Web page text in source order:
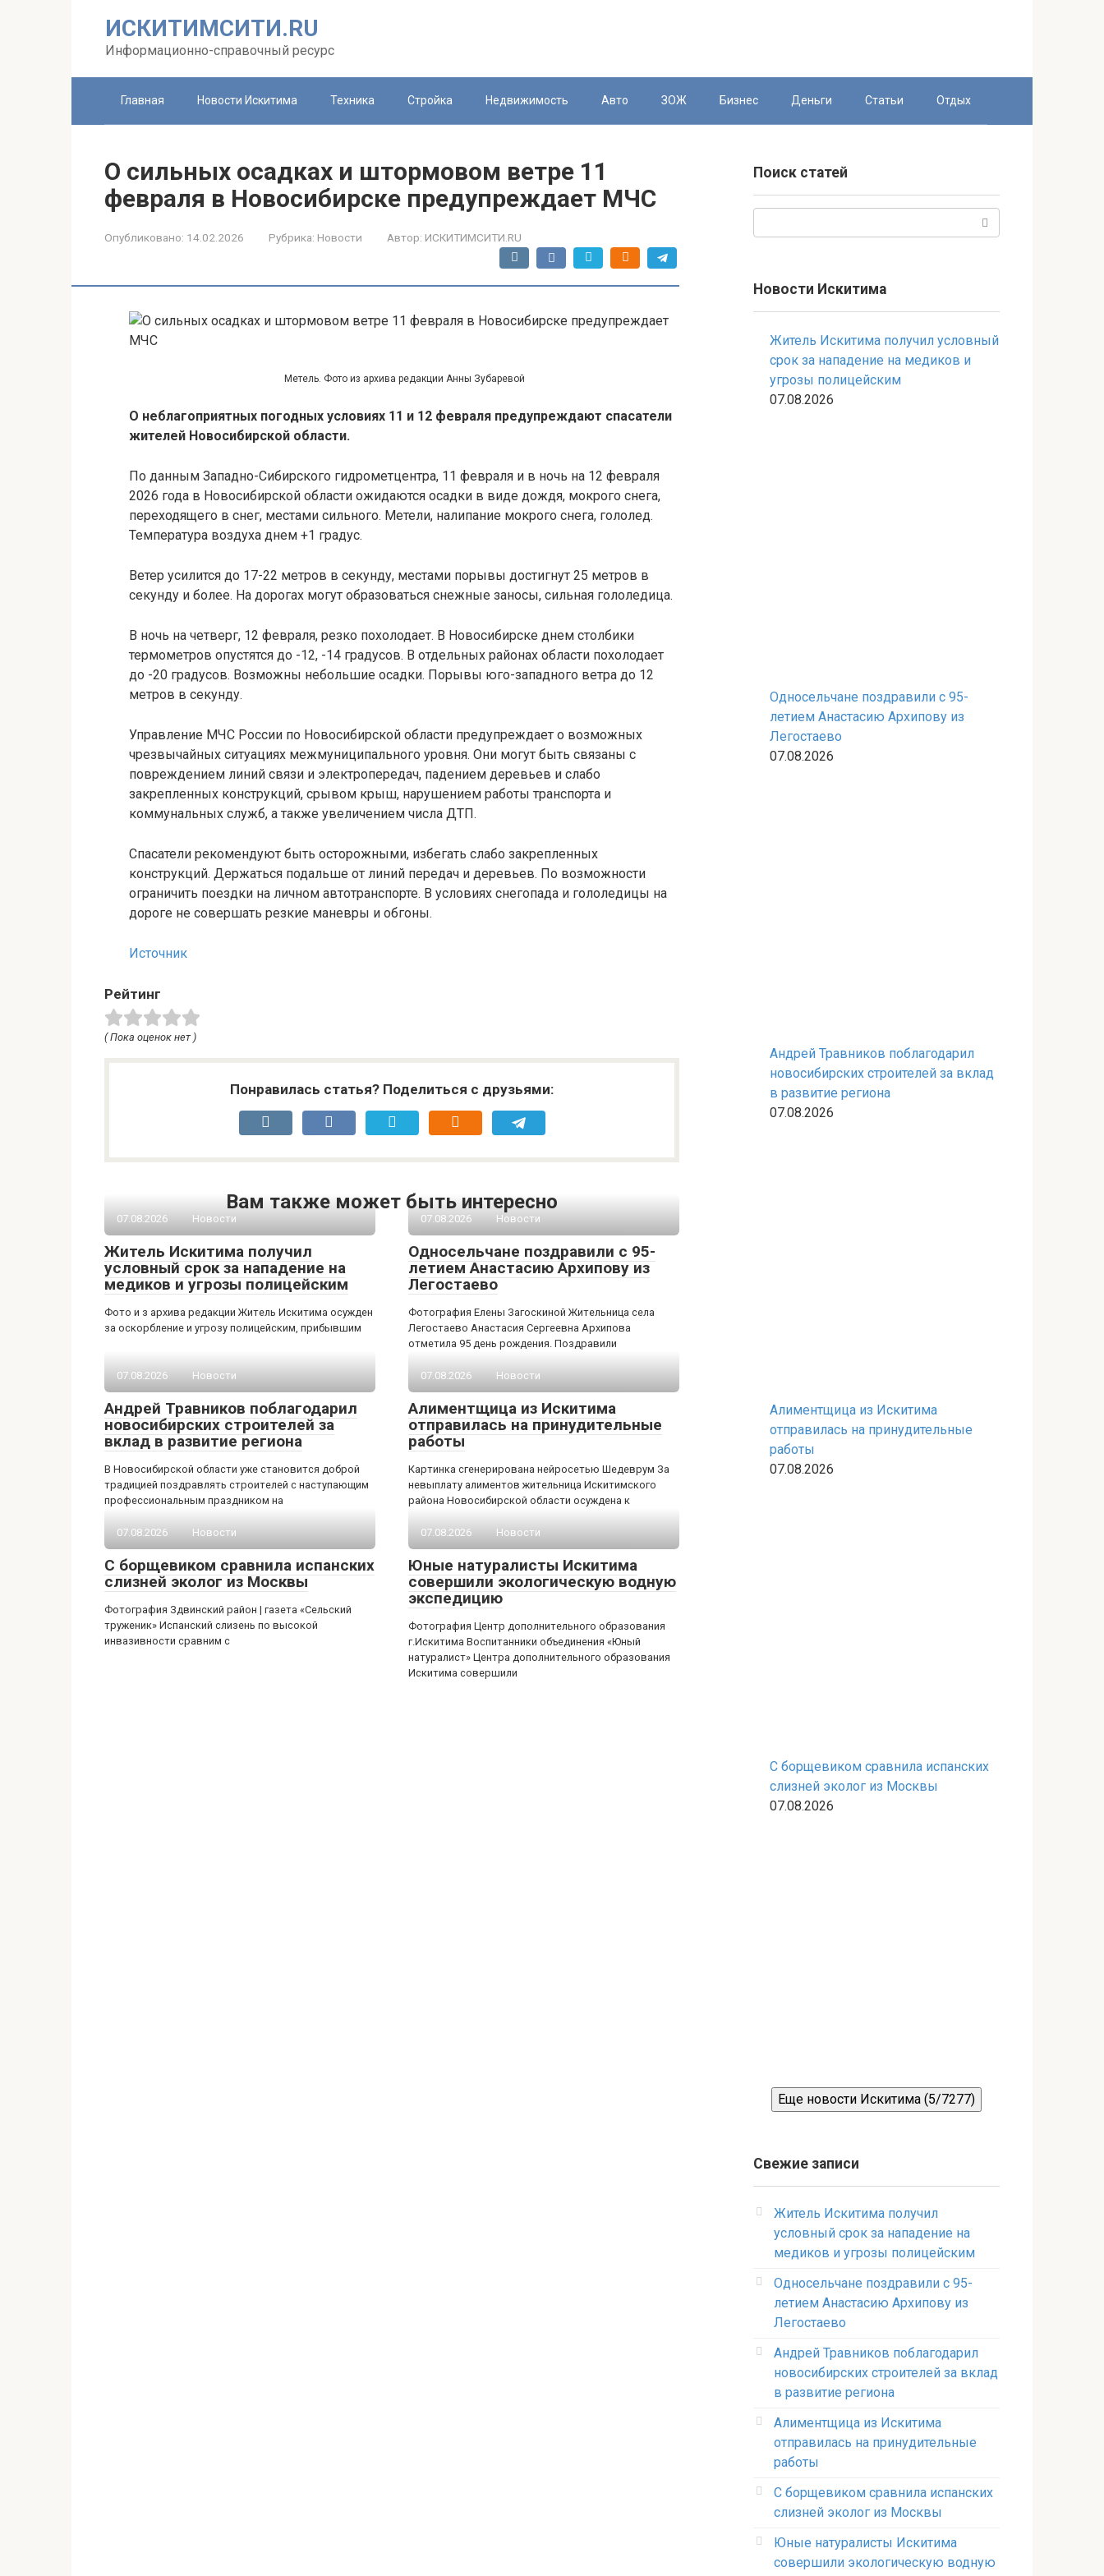
ИСКИТИМСИТИ.RU
Информационно-справочный ресурс
Главная Новости Искитима Техника Стройка Недвижимость Авто ЗОЖ Бизнес Деньги Статьи Отдых
О сильных осадках и штормовом ветре 11
февраля в Новосибирске предупреждает МЧС
Опубликовано: 14.02.2026 Рубрика: Новости Автор: ИСКИТИМСИТИ.RU
Метель. Фото из архива редакции Анны Зубаревой
О неблагоприятных погодных условиях 11 и 12 февраля предупреждают спасатели
жителей Новосибирской области.
По данным Западно-Сибирского гидрометцентра, 11 февраля и в ночь на 12 февраля
2026 года в Новосибирской области ожидаются осадки в виде дождя, мокрого снега,
переходящего в снег, местами сильного. Метели, налипание мокрого снега, гололед.
Температура воздуха днем +1 градус.
Ветер усилится до 17-22 метров в секунду, местами порывы достигнут 25 метров в
секунду и более. На дорогах могут образоваться снежные заносы, сильная гололедица.
В ночь на четверг, 12 февраля, резко похолодает. В Новосибирске днем столбики
термометров опустятся до -12, -14 градусов. В отдельных районах области похолодает
до -20 градусов. Возможны небольшие осадки. Порывы юго-западного ветра до 12
метров в секунду.
Управление МЧС России по Новосибирской области предупреждает о возможных
чрезвычайных ситуациях межмуниципального уровня. Они могут быть связаны с
повреждением линий связи и электропередач, падением деревьев и слабо
закрепленных конструкций, срывом крыш, нарушением работы транспорта и
коммунальных служб, а также увеличением числа ДТП.
Спасатели рекомендуют быть осторожными, избегать слабо закрепленных
конструкций. Держаться подальше от линий передач и деревьев. По возможности
ограничить поездки на личном автотранспорте. В условиях снегопада и гололедицы на
дороге не совершать резкие маневры и обгоны.
Источник
Рейтинг
( Пока оценок нет )
Понравилась статья? Поделиться с друзьями:
Вам также может быть интересно
07.08.2026 Новости
Житель Искитима получил
условный срок за нападение на
медиков и угрозы полицейским
Фото и з архива редакции Житель Искитима осужден
за оскорбление и угрозу полицейским, прибывшим
07.08.2026 Новости
Односельчане поздравили с 95-
летием Анастасию Архипову из
Легостаево
Фотография Елены Загоскиной Жительница села
Легостаево Анастасия Сергеевна Архипова
отметила 95 день рождения. Поздравили
07.08.2026 Новости
Андрей Травников поблагодарил
новосибирских строителей за
вклад в развитие региона
В Новосибирской области уже становится доброй
традицией поздравлять строителей с наступающим
профессиональным праздником на
07.08.2026 Новости
Алиментщица из Искитима
отправилась на принудительные
работы
Картинка сгенерирована нейросетью Шедеврум За
невыплату алиментов жительница Искитимского
района Новосибирской области осуждена к
07.08.2026 Новости
С борщевиком сравнила испанских
слизней эколог из Москвы
Фотография Здвинский район | газета «Сельский
труженик» Испанский слизень по высокой
инвазивности сравним с
07.08.2026 Новости
Юные натуралисты Искитима
совершили экологическую водную
экспедицию
Фотография Центр дополнительного образования
г.Искитима Воспитанники объединения «Юный
натуралист» Центра дополнительного образования
Искитима совершили
Поиск статей
Новости Искитима
Житель Искитима получил условный
срок за нападение на медиков и
угрозы полицейским
07.08.2026
Односельчане поздравили с 95-
летием Анастасию Архипову из
Легостаево
07.08.2026
Андрей Травников поблагодарил
новосибирских строителей за вклад
в развитие региона
07.08.2026
Алиментщица из Искитима
отправилась на принудительные
работы
07.08.2026
С борщевиком сравнила испанских
слизней эколог из Москвы
07.08.2026
Еще новости Искитима (5/7277)
Свежие записи
Житель Искитима получил
условный срок за нападение на
медиков и угрозы полицейским
Односельчане поздравили с 95-
летием Анастасию Архипову из
Легостаево
Андрей Травников поблагодарил
новосибирских строителей за вклад
в развитие региона
Алиментщица из Искитима
отправилась на принудительные
работы
С борщевиком сравнила испанских
слизней эколог из Москвы
Юные натуралисты Искитима
совершили экологическую водную